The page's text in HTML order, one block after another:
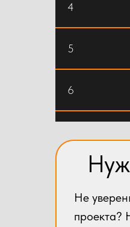
4
5
6
12
Не
проекта?